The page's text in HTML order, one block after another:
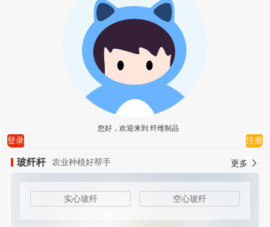
您好，欢迎来到 纤维制品
登录 注册
玻纤杆 农业种植好帮手 更多
实心玻纤 空心玻纤